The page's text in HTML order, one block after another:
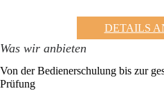
DETAILS
Was wir anbieten
Von der Bedienerschulung bis zur
Prüfung